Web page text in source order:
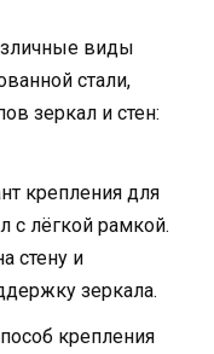
виды
стали,
зеркал и стен:
крепления для
с лёгкой рамкой.
стену и
зеркала.
крепления